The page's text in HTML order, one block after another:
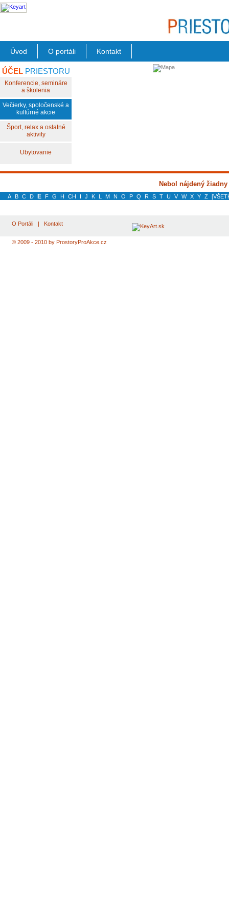
Úvod O portáli Kontakt
ÚČELPRIESTORU
Konferencie, semináre
a školenia
Večierky, spoločenské a
kultúrné akcie
Šport, relax a ostatné
aktivity
Ubytovanie
Nebol nájdený
A B C D E F G H CH I J K L M N O P Q R S T U V W X Y Z
O Portáli | Kontakt
© 2009 - 2010 by ProstoryProAkce.cz